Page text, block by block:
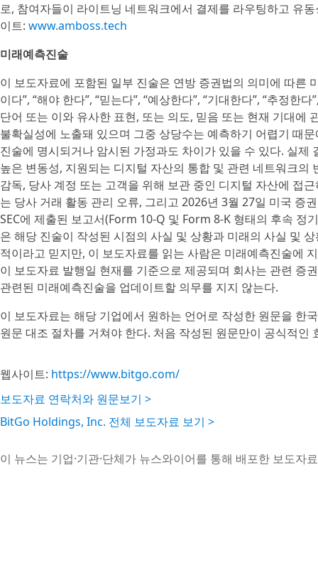
로, 참여자들이 라이트닝 네트워크에서 결제를 라우팅하고 유
이트: www.amboss.tech
미래예측진술
이 보도자료에 포함된 일부 진술은 연방 증권법의 의미에 따른
이다”, “해야 한다”, “믿는다”, “예상한다”, “기대한다”, “추정한
단어 또는 이와 유사한 표현, 또는 의도, 믿음 또는 현재 기대에
불확실성에 노출돼 있으며 그중 상당수는 예측하기 어렵기 때
진술에 명시되거나 암시된 가정과도 차이가 있을 수 있다. 실
높은 변동성, 지원되는 디지털 자산의 통합 및 관련 네트워크
감독, 당사 계정 또는 고객을 위해 보관 중인 디지털 자산에 접
는 당사 거래 활동 관리 오류, 그리고 2026년 3월 27일 미국 증
SEC에 제출된 보고서(Form 10-Q 및 Form 8-K 형태의 후속 정
은 해당 진술이 작성된 시점의 사실 및 상황과 미래의 사실 및
적이라고 믿지만, 이 보도자료를 읽는 사람은 미래예측진술에
이 보도자료 발행일 현재를 기준으로 제공되며 회사는 관련 증
관련된 미래예측진술을 업데이트할 의무를 지지 않는다.
이 보도자료는 해당 기업에서 원하는 언어로 작성한 원문을 한
원문 대조 절차를 거쳐야 한다. 처음 작성된 원문만이 공식적
웹사이트: https://www.bitgo.com/
보도자료 연락처와 원문보기 >
BitGo Holdings, Inc. 전체 보도자료 보기 >
이 뉴스는 기업·기관·단체가 뉴스와이어를 통해 배포한 보도자